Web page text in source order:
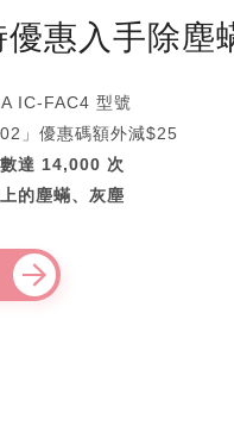
惠入手除塵
IC-FAC4 型號
」優惠碼額外減$25
達 14,000 次
的塵蟎、灰塵